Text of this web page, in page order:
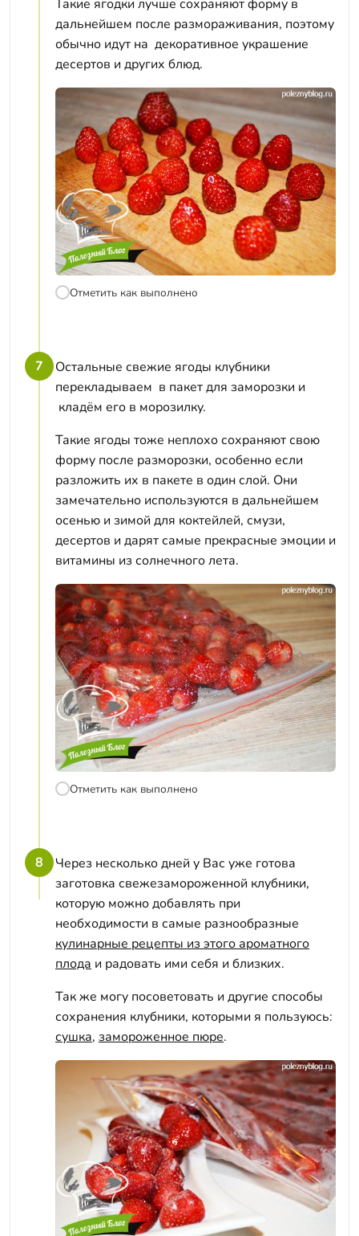
Такие ягодки лучше сохраняют форму в
дальнейшем после размораживания, поэтому
обычно идут на декоративное украшение
десертов и других блюд.
Отметить как выполнено
7
Остальные свежие ягоды клубники
перекладываем в пакет для заморозки и
кладём его в морозилку.
Такие ягоды тоже неплохо сохраняют свою
форму после разморозки, особенно если
разложить их в пакете в один слой. Они
замечательно используются в дальнейшем
осенью и зимой для коктейлей, смузи,
десертов и дарят самые прекрасные эмоции и
витамины из солнечного лета.
Отметить как выполнено
8
Через несколько дней у Вас уже готова
заготовка свежезамороженной клубники,
которую можно добавлять при
необходимости в самые разнообразные
кулинарные рецепты из этого ароматного
плода и радовать ими себя и близких.
Так же могу посоветовать и другие способы
сохранения клубники, которыми я пользуюсь:
сушка, замороженное пюре.